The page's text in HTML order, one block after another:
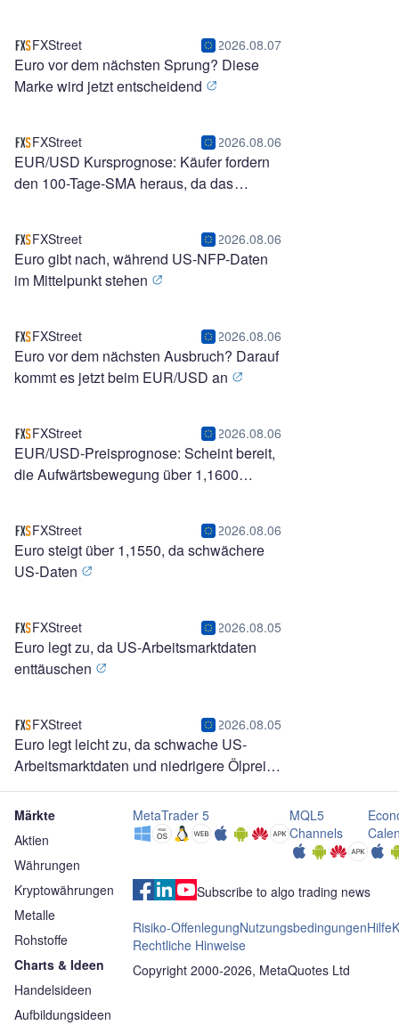
FXStreet 2026.08.07
Euro vor dem nächsten Sprung? Diese
Marke wird jetzt entscheidend
FXStreet 2026.08.06
EUR/USD Kursprognose: Käufer fordern
den 100-Tage-SMA heraus, da das
FXStreet 2026.08.06
Euro gibt nach, während US-NFP-Daten
im Mittelpunkt stehen
FXStreet 2026.08.06
Euro vor dem nächsten Ausbruch? Darauf
kommt es jetzt beim EUR/USD an
FXStreet 2026.08.06
EUR/USD-Preisprognose: Scheint bereit,
die Aufwärtsbewegung über 1,1600
FXStreet 2026.08.06
Euro steigt über 1,1550, da schwächere
US-Daten
FXStreet 2026.08.05
Euro legt zu, da US-Arbeitsmarktdaten
enttäuschen
FXStreet 2026.08.05
Euro legt leicht zu, da schwache US-
Arbeitsmarktdaten und niedrigere Ölpreise
die Wetten auf eine Fed-Zinserhöhung
dämpfen
Märkte
Aktien
Währungen
Kryptowährungen
Metalle
Rohstoffe
Charts & Ideen
Handelsideen
Aufbildungsideen
MetaTrader 5
MQL5
Channels
Subscribe to algo trading news
Risiko-OffenlegungNutzungsbedingungenHilfe
Rechtliche Hinweise
Copyright 2000-2026, MetaQuotes Ltd